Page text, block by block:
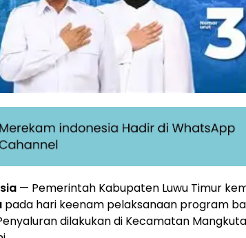
— Pemerintah Kabupaten Luwu Timur
pada hari keenam pelaksanaan program
dilakukan di Kecamatan